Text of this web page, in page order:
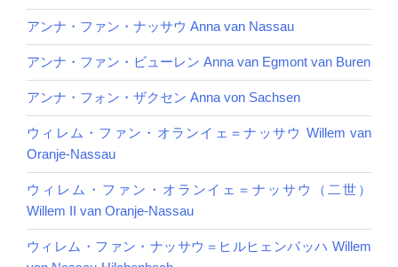
アンナ・ファン・ナッサウ Anna van Nassau
アンナ・ファン・ビューレン Anna van Egmont van Buren
アンナ・フォン・ザクセン Anna von Sachsen
ウィレム・ファン・オランイェ＝ナッサウ Willem van
Oranje-Nassau
ウィレム・ファン・オランイェ＝ナッサウ（二世）
Willem II van Oranje-Nassau
ウィレム・ファン・ナッサウ＝ヒルヒェンバッハ Willem